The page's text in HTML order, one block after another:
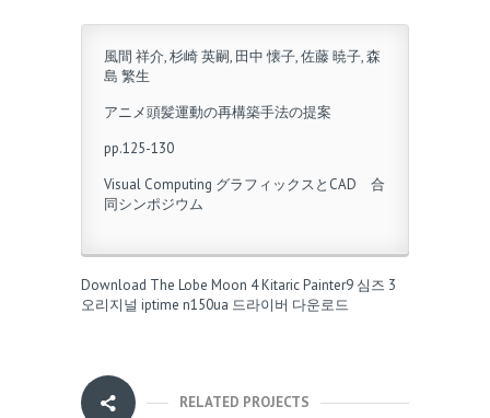
風間 祥介, 杉崎 英嗣, 田中 懐子, 佐藤 暁子, 森
島 繁生
アニメ頭髪運動の再構築手法の提案
pp.125-130
Visual Computing グラフィックスとCAD 合
同シンポジウム
Download The Lobe Moon 4KitaricPainter9 심즈 3
오리지널 iptime n150ua 드라이버 다운로드
RELATED PROJECTS